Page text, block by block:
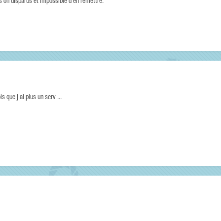
on disparus et impossible d'en remettre.
que j ai plus un serv ...